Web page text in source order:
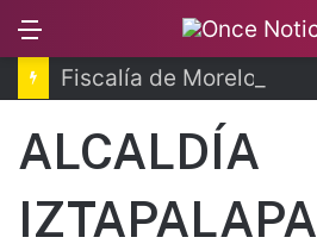
ALCALDÍA
IZTAPALAPA